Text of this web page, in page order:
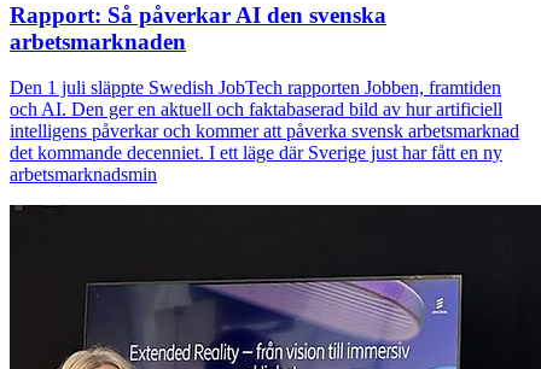
Rapport: Så påverkar AI den svenska
arbetsmarknaden
Den 1 juli släppte Swedish JobTech rapporten Jobben, framtiden
och AI. Den ger en aktuell och faktabaserad bild av hur artificiell
intelligens påverkar och kommer att påverka svensk arbetsmarknad
det kommande decenniet. I ett läge där Sverige just har fått en ny
arbetsmarknadsmin